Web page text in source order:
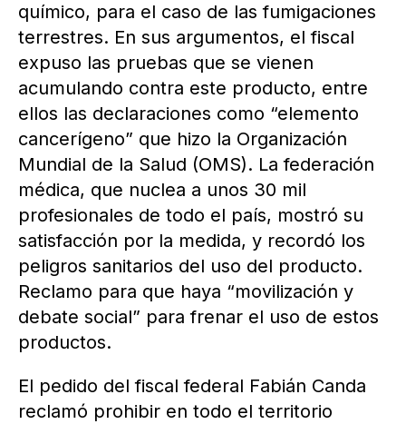
químico, para el caso de las fumigaciones
terrestres. En sus argumentos, el fiscal
expuso las pruebas que se vienen
acumulando contra este producto, entre
ellos las declaraciones como “elemento
cancerígeno” que hizo la Organización
Mundial de la Salud (OMS). La federación
médica, que nuclea a unos 30 mil
profesionales de todo el país, mostró su
satisfacción por la medida, y recordó los
peligros sanitarios del uso del producto.
Reclamo para que haya “movilización y
debate social” para frenar el uso de estos
productos.
El pedido del fiscal federal Fabián Canda
reclamó prohibir en todo el territorio